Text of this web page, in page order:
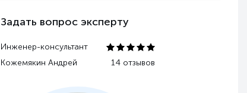
Задать вопрос эксперту
Инженер-консультант
Кожемякин Андрей
14 отзывов